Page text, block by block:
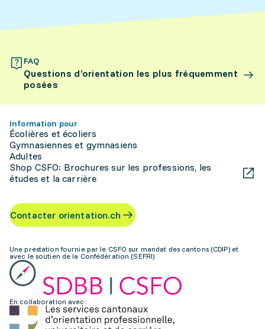
FAQ
Questions d’orientation les plus fréquemment
posées
Information pour
Écolières et écoliers
Gymnasiennes et gymnasiens
Adultes
Shop CSFO: Brochures sur les professions, les
études et la carrière
Contacter orientation.ch
Une prestation fournie par le CSFO sur mandat des cantons (CDIP) et
avec le soutien de la Confédération (SEFRI)
En collaboration avec: